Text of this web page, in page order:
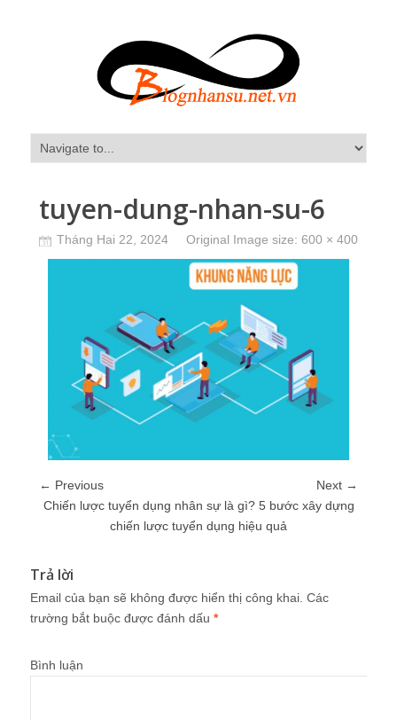
tuyen-dung-nhan-su-6
Tháng Hai 22, 2024 Original Image size: 600 × 400
← Previous
Next →
Chiến lược tuyển dụng nhân sự là gì? 5 bước xây dựng
chiến lược tuyển dụng hiệu quả
Trả lời
Email của bạn sẽ không được hiển thị công khai. Các
trường bắt buộc được đánh dấu *
Bình luận